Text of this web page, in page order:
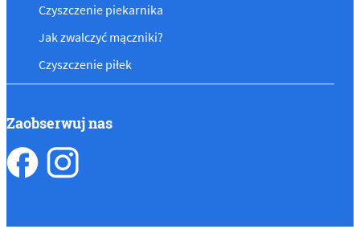
Czyszczenie piekarnika
Jak zwalczyć mączniki?
Czyszczenie piłek
Zaobserwuj nas